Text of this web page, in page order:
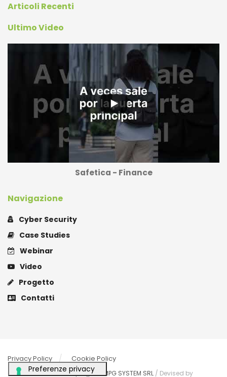
Articoli Recenti
Ultimo Video
Safetica - Finance
Navigazione
Cyber Security
Case Studies
Webinar
Video
Progetto
Contatti
Privacy Policy Cookie Policy
© 2021MPG HUBÈ un progettoMPG SYSTEM SRL / Devised by